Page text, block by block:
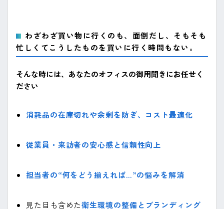
わざわざ買い物に行くのも、面倒だし、そもそも
忙しくてこうしたものを買いに行く時間もない。
そんな時には、あなたのオフィスの御用聞きにお任せく
ださい
消耗品の在庫切れや余剰を防ぎ、コスト最適化
従業員・来訪者の安心感と信頼性向上
担当者の“何をどう揃えれば…”の悩みを解消
見た目も含めた衛生環境の整備とブランディング